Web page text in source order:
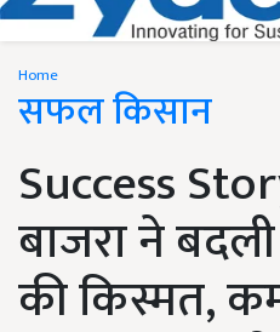
Home
सफल किसान
Success
बाजरा ने
की किस्मत,